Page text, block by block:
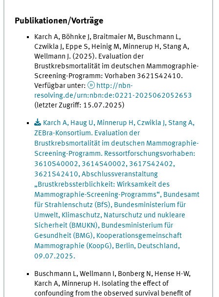
Publikationen/Vorträge
Karch A, Böhnke J, Braitmaier M, Buschmann L,
Czwikla J, Eppe S, Heinig M, Minnerup H, Stang A,
Wellmann J. (2025). Evaluation der
Brustkrebsmortalität im deutschen Mammographie-
Screening-Programm: Vorhaben 3621S42410.
Verfügbar unter:
http://nbn-
resolving.de/urn:nbn:de:0221-2025062052653
(letzter Zugriff: 15.07.2025)
Karch A, Haug U, Minnerup H, Czwikla J, Stang A,
ZEBra-Konsortium. Evaluation der
Brustkrebsmortalität im deutschen Mammographie-
Screening-Programm. Ressortforschungsvorhaben:
3610S40002, 3614S40002, 3617S42402,
3621S42410, Abschlussveranstaltung
„Brustkrebssterblichkeit: Wirksamkeit des
Mammographie-Screening-Programms“, Bundesamt
für Strahlenschutz (BfS), Bundesministerium für
Umwelt, Klimaschutz, Naturschutz und nukleare
Sicherheit (BMUKN), Bundesministerium für
Gesundheit (BMG), Kooperationsgemeinschaft
Mammographie (KoopG), Berlin, Deutschland,
09.07.2025.
Buschmann L, Wellmann I, Bonberg N, Hense H-W,
Karch A, Minnerup H. Isolating the effect of
confounding from the observed survival benefit of